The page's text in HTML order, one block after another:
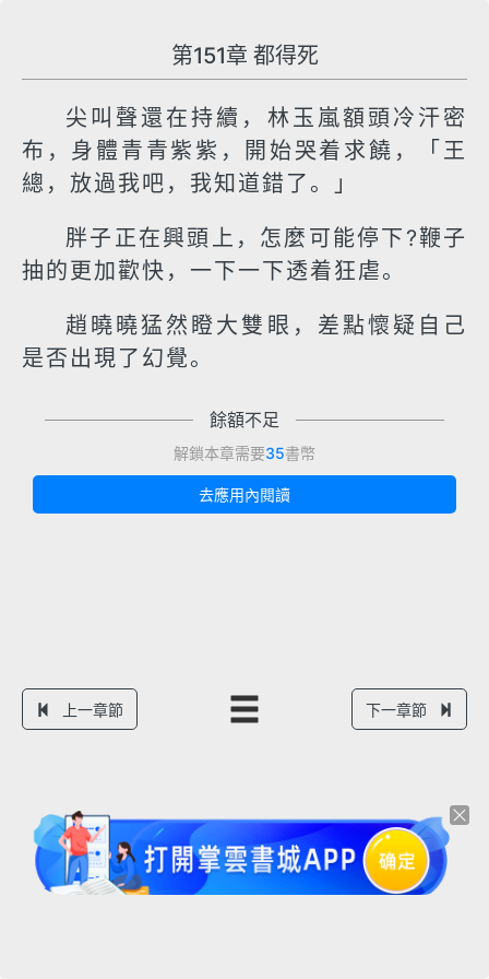
第151章 都得死
尖叫聲還在持續，林玉嵐額頭冷汗密
布，身體青青紫紫，開始哭着求饒，「王
總，放過我吧，我知道錯了。」
胖子正在興頭上，怎麼可能停下?鞭子
抽的更加歡快，一下一下透着狂虐。
趙曉曉猛然瞪大雙眼，差點懷疑自己
是否出現了幻覺。
餘額不足
解鎖本章需要35書幣
去應用內閱讀
上一章節 下一章節